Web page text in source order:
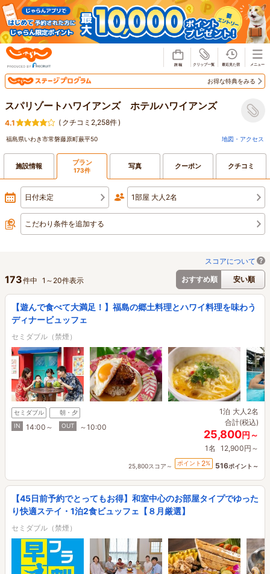
お得な特典をみる
スパリゾートハワイアンズ ホテルハワイアンズ
4.1 ( クチコミ2,258件)
福島県いわき市常磐藤原町蕨平50 地図・アクセス
施設情報 プラン
173件 写真 クーポン クチコミ
日付未定 1部屋 大人2名
こだわり条件を追加する
スコアについて
おすすめ順
安い順
173件中 1 ～ 20件表示
【遊んで食べて大満足！】福島の郷土料理とハワイ料理を味わう
ディナービュッフェ
セミダブル（禁煙）
セミダブル
朝・夕
IN
14:00～ OUT ～10:00
1泊 大人2名
合計(税込)
25,800円～
1名 12,900円～
25,800スコア～ ポイント 2% 516ポイント～
【45日前予約でとってもお得】和室中心のお部屋タイプでゆった
り快適ステイ・1泊2食ビュッフェ【８月厳選】
セミダブル（禁煙）